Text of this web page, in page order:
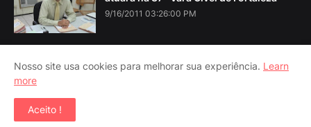
9/16/2011 03:26:00 PM
Nosso site usa cookies para melhorar sua experiência. Learn
more
Aceito !